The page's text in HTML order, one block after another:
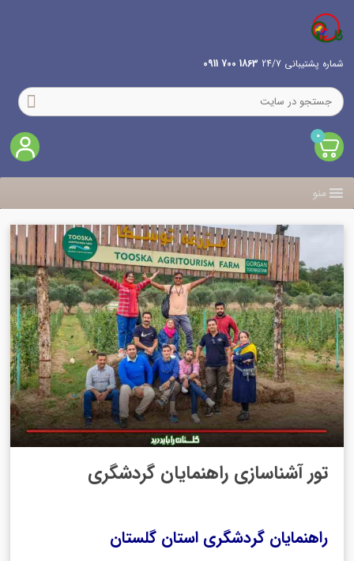
شماره پشتیبانی 24/7 1863 700 0911
0
منو
تور آشناسازی راهنمایان گردشگری
راهنمایان گردشگری استان گلستان